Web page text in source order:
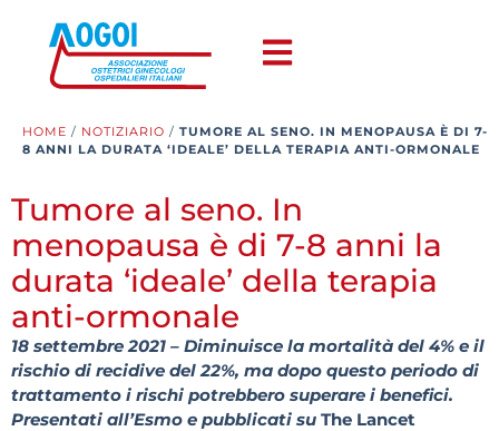
HOME / NOTIZIARIO / TUMORE AL SENO. IN MENOPAUSA È DI 7-
8 ANNI LA DURATA ‘IDEALE’ DELLA TERAPIA ANTI-ORMONALE
Tumore al seno. In
menopausa è di 7-8 anni la
durata ‘ideale’ della terapia
anti-ormonale
18 settembre 2021 – Diminuisce la mortalità del 4% e il
rischio di recidive del 22%, ma dopo questo periodo di
trattamento i rischi potrebbero superare i benefici.
Presentati all’Esmo e pubblicati su The Lancet